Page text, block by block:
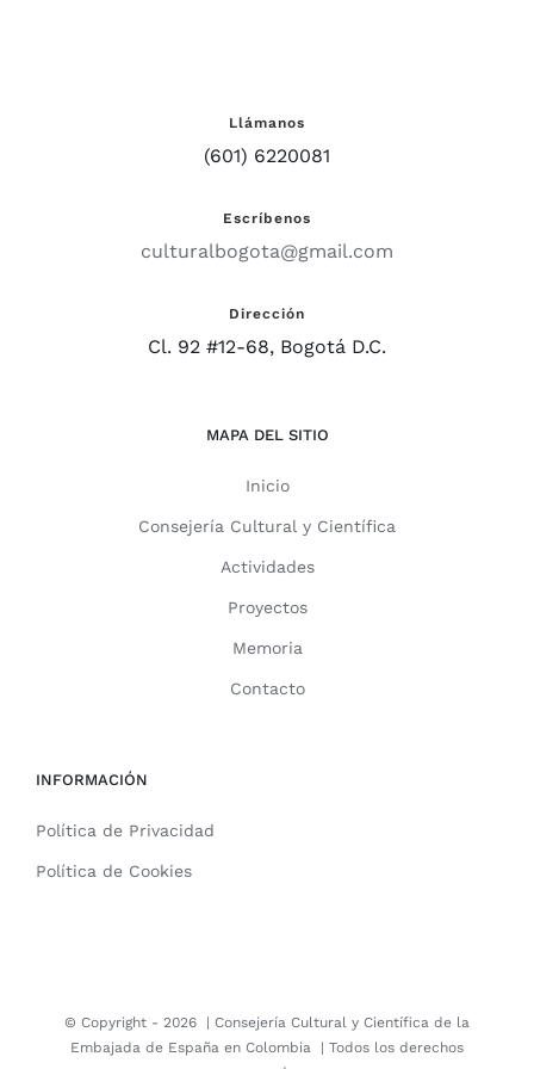
Llámanos
(601) 6220081
Escríbenos
culturalbogota@gmail.com
Dirección
Cl. 92 #12-68, Bogotá D.C.
MAPA DEL SITIO
Inicio
Consejería Cultural y Científica
Actividades
Proyectos
Memoria
Contacto
INFORMACIÓN
Política de Privacidad
Política de Cookies
© Copyright - 2026 | Consejería Cultural y Científica de la
Embajada de España en Colombia | Todos los derechos